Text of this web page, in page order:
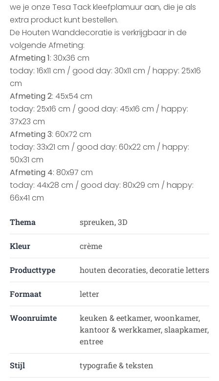
we je onze Tesa Tack kleefplamuur aan, die je als
extra product kunt bestellen.
De Houten Wanddecoratie is verkrijgbaar in de
volgende Afmeting:
Afmeting 1: 30x36 cm
today: 16x11 cm / good day: 30x11 cm / happy: 25x16
cm
Afmeting 2: 45x54 cm
today: 25x16 cm / good day: 45x16 cm / happy:
37x23 cm
Afmeting 3: 60x72 cm
today: 33x21 cm / good day: 60x22 cm / happy:
50x31 cm
Afmeting 4: 80x97 cm
today: 44x28 cm / good day: 80x29 cm / happy:
66x41 cm
Thema spreuken, 3D
Kleur crème
Producttype houten decoraties, decoratie letters
Formaat letter
Woonruimte
keuken & eetkamer, woonkamer,
kantoor & werkkamer, slaapkamer,
entree
Stijl typografie & teksten